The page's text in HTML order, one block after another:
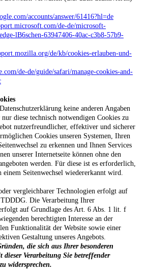
accounts/answer/61416?hl=de
de-de/microsoft-
lB6schen-63947406-40ac-c3b8-57b9-
de/kb/cookies-erlauben-und-
de-de/guide/safari/manage-cookies-and-
keine anderen Angaben
diese technisch notwendigen Cookies zu
nutzerfreundlicher, effektiver und sicherer
Cookies unseren Systemen, Ihren
zu erkennen und Ihnen Services
unserer Internetseite können ohne den
werden. Für diese ist es erforderlich,
einem Seitenwechsel wiedererkannt wird.
vergleichbarer Technologien erfolgt auf
Die Verarbeitung Ihrer
auf Grundlage des Art. 6 Abs. 1 lit. f
berechtigten Interesse an der
Funktionalität der Website sowie einer
Gestaltung unseres Angebots.
die sich aus Ihrer besonderen
dieser Verarbeitung Sie betreffender
widersprechen.